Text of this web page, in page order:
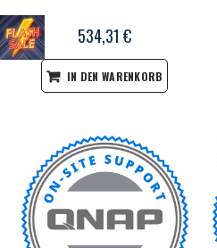
534,31 €
IN DEN WARENKORB